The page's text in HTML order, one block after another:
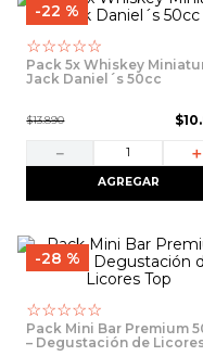
3.
gin
4.
jagermeister
5.
miniatura
6.
7.
whisky
8.
ron
9.
packs
10. vino
22 %
☆☆☆☆☆
Pack 5x Whiskey
Jack Daniel´s 50cc
$13.890 $10.
＋
－
AGREGAR
28 %
☆☆☆☆☆
Pack Mini Bar Premium
– Degustación de